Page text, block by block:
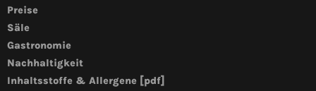
Preise
Säle
Gastronomie
Nachhaltigkeit
Inhaltsstoffe & Allergene [pdf]